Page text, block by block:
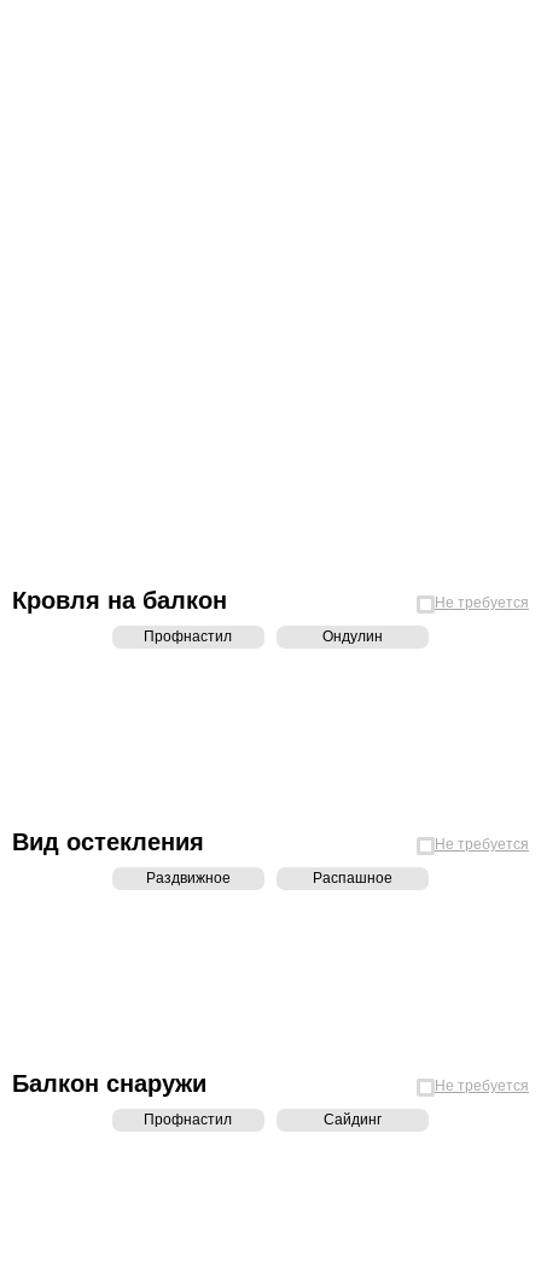
Кровля на балкон
Не требуется
Профнастил
Ондулин
Вид остекления
Не требуется
Раздвижное
Распашное
Балкон снаружи
Не требуется
Профнастил
Сайдинг